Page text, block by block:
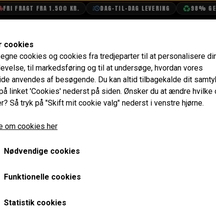
FRAGT FRA 1.500 KR. DAG-TIL-DAG LEVERING 98%
Tilbehør
cookies
cookies og cookies fra tredjeparter til at personalisere
til markedsføring og til at undersøge, hvordan vores
anvendes af besøgende. Du kan altid tilbagekalde dit
linket 'Cookies' nederst på siden. Ønsker du at ændre hvilke
Så tryk på "Skift mit cookie valg" nederst i venstre hjørne.
om cookies her
Nødvendige cookies
Funktionelle cookies
Statistik cookies